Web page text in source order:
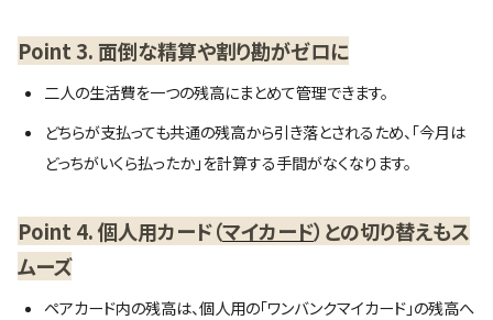
Point 3. 面倒な精算や割り勘がゼロに
二人の生活費を一つの残高にまとめて管理できます。
どちらが支払っても共通の残高から引き落とされるため、「今月は
どっちがいくら払ったか」を計算する手間がなくなります。
Point 4. 個人用カード（マイカード）との切り替えもス
ムーズ
ペアカード内の残高は、個人用の「ワンバンクマイカード」の残高へ